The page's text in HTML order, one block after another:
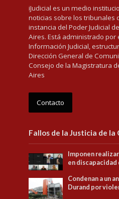
iJudicial es un medio
noticias sobre los tribunales
instancia del Poder Judicial
Aires. Está administrado
Información Judicial,
Dirección General de
Consejo de la Magistratura
Aires
Contacto
Fallos de la Justicia de la
Imponen
en discapacidad
Condenan a un
Durand por